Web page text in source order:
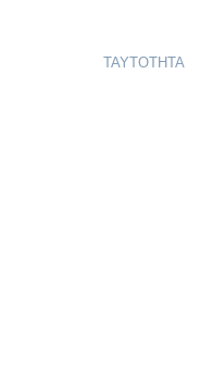
ΤΑΥΤΟΤΗΤΑ